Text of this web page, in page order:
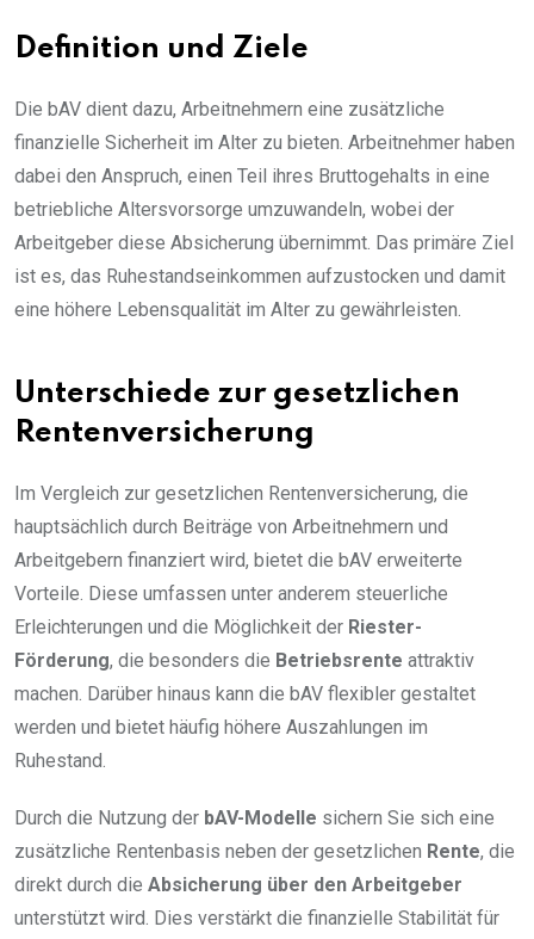
Definition und Ziele
Die bAV dient dazu, Arbeitnehmern eine zusätzliche
finanzielle Sicherheit im Alter zu bieten. Arbeitnehmer haben
dabei den Anspruch, einen Teil ihres Bruttogehalts in eine
betriebliche Altersvorsorge umzuwandeln, wobei der
Arbeitgeber diese Absicherung übernimmt. Das primäre Ziel
ist es, das Ruhestandseinkommen aufzustocken und damit
eine höhere Lebensqualität im Alter zu gewährleisten.
Unterschiede zur gesetzlichen
Rentenversicherung
Im Vergleich zur gesetzlichen Rentenversicherung, die
hauptsächlich durch Beiträge von Arbeitnehmern und
Arbeitgebern finanziert wird, bietet die bAV erweiterte
Vorteile. Diese umfassen unter anderem steuerliche
Erleichterungen und die Möglichkeit der Riester-
Förderung, die besonders die Betriebsrente attraktiv
machen. Darüber hinaus kann die bAV flexibler gestaltet
werden und bietet häufig höhere Auszahlungen im
Ruhestand.
Durch die Nutzung der bAV-Modelle sichern Sie sich eine
zusätzliche Rentenbasis neben der gesetzlichen Rente, die
direkt durch die Absicherung über den Arbeitgeber
unterstützt wird. Dies verstärkt die finanzielle Stabilität für